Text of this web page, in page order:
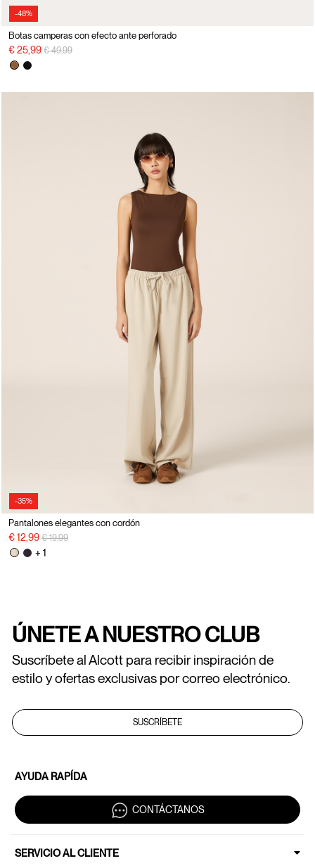
-48%
Botas camperas con efecto ante perforado
€ 25,99 precio rebajado desde
€ 49,99a
-35%
Pantalones elegantes con cordón
€ 12,99 precio rebajado desde
€ 19,99a
+ 1
ÚNETE A NUESTRO CLUB
Suscríbete al Alcott para recibir inspiración de
estilo y ofertas exclusivas por correo electrónico.
SUSCRÍBETE
AYUDA RAPÍDA
CONTÁCTANOS
SERVICIO AL CLIENTE